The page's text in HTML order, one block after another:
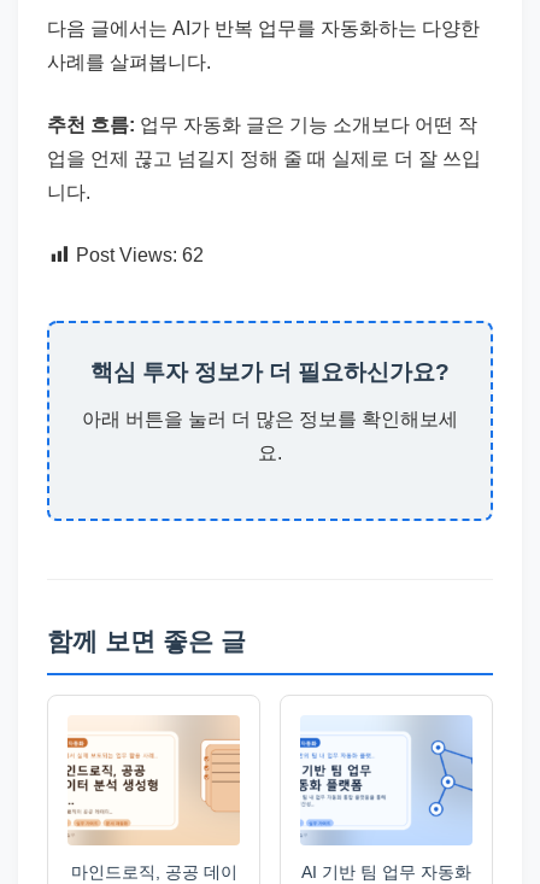
다음 글에서는 AI가 반복 업무를 자동화하는 다양한
사례를 살펴봅니다.
추천 흐름: 업무 자동화 글은 기능 소개보다 어떤 작
업을 언제 끊고 넘길지 정해 줄 때 실제로 더 잘 쓰입
니다.
Post Views: 62
핵심 투자 정보가 더 필요하신가요?
아래 버튼을 눌러 더 많은 정보를 확인해보세
요.
함께 보면 좋은 글
마인드로직, 공공 데이
AI 기반 팀 업무 자동화